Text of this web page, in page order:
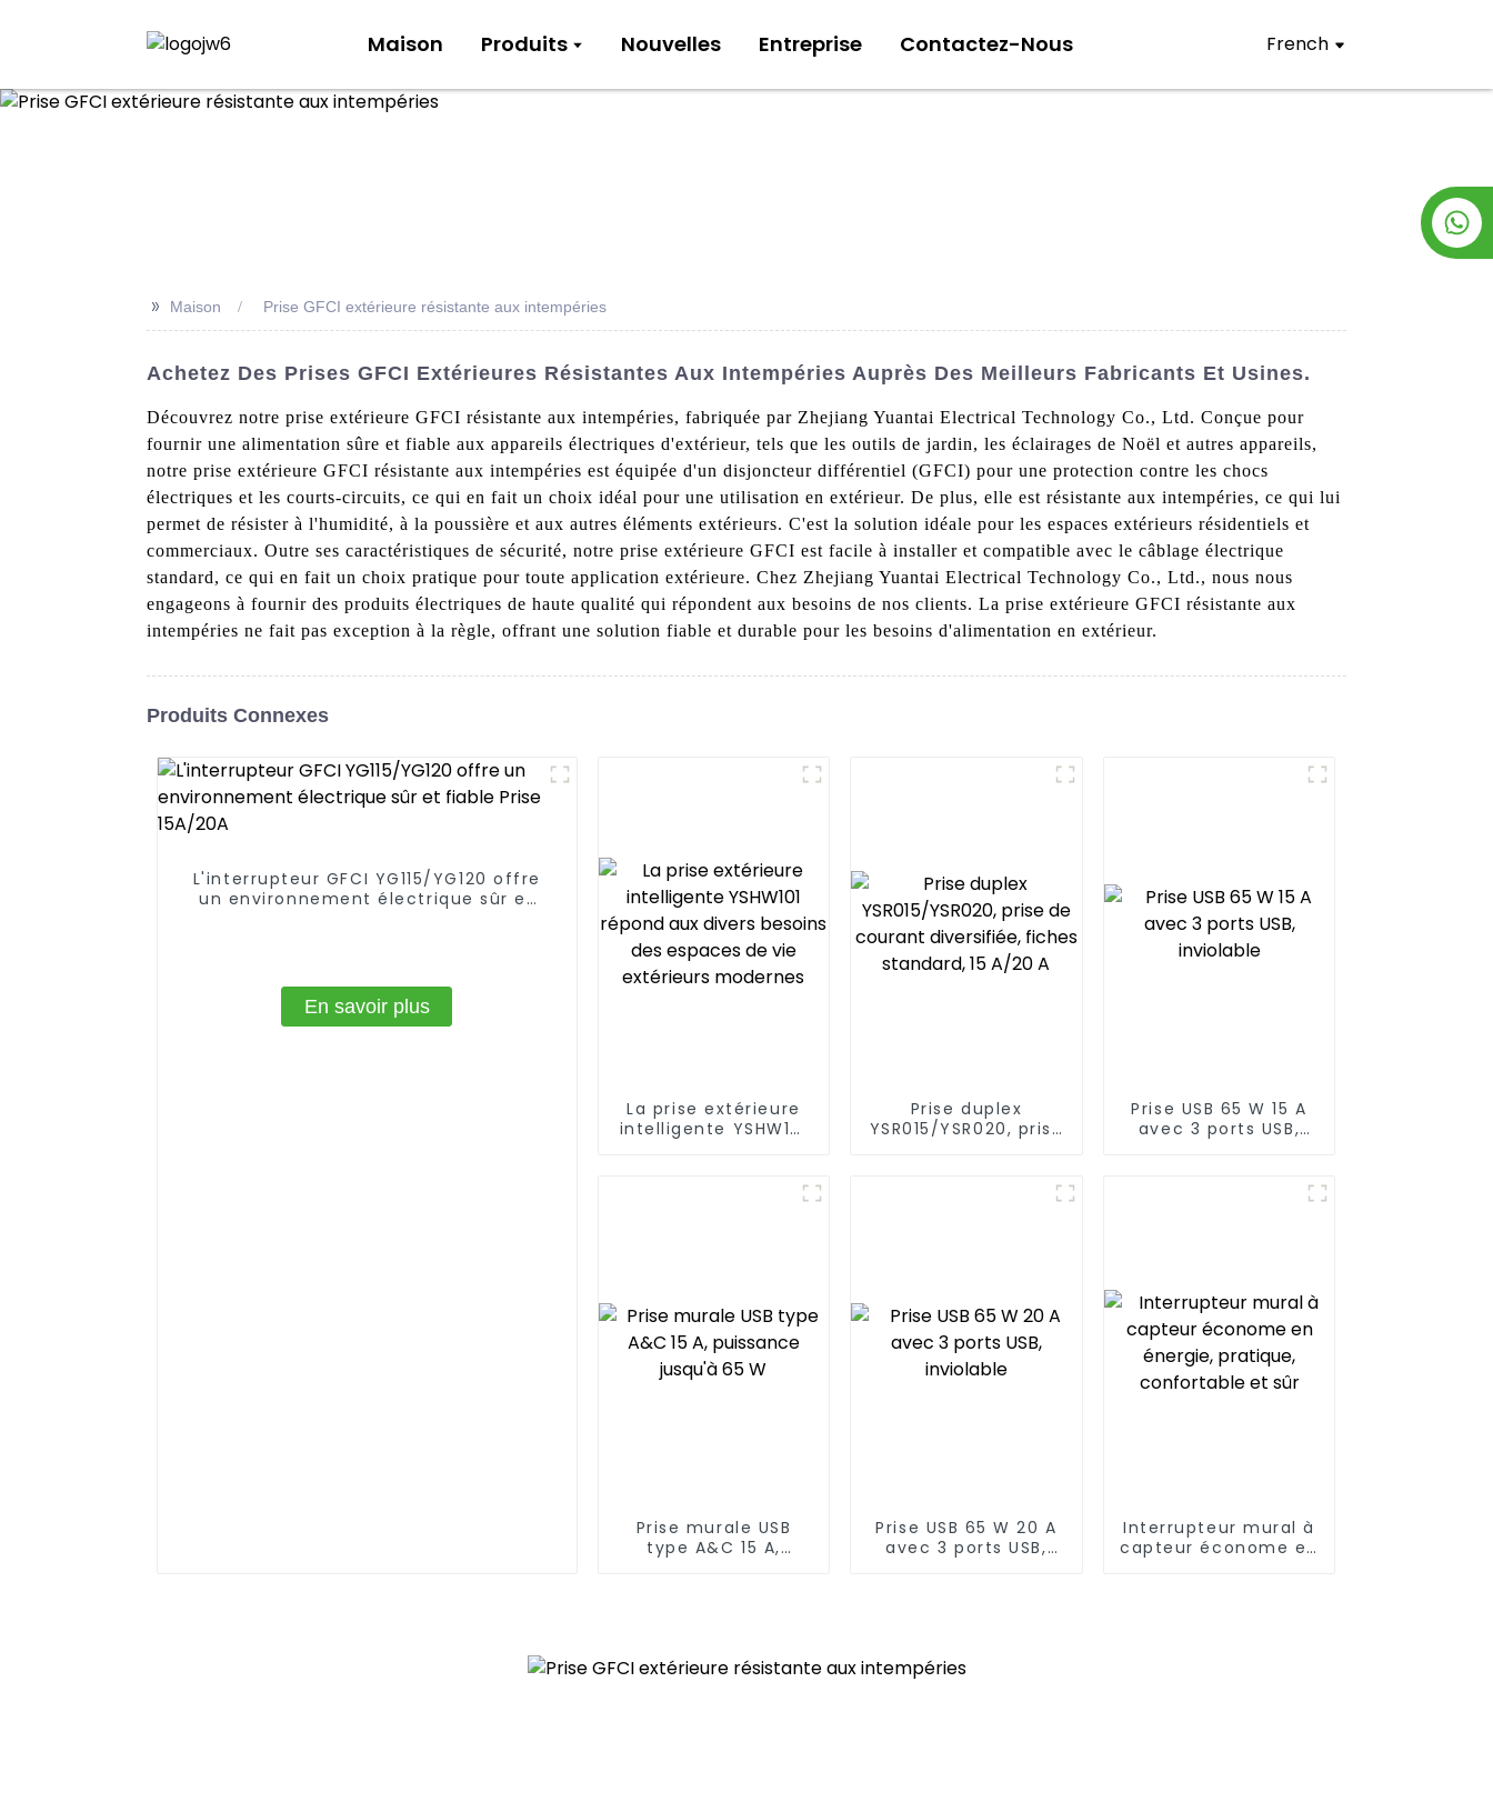
Maison Produits Nouvelles Entreprise Contactez-Nous French
>> Maison Prise GFCI extérieure résistante aux intempéries
Achetez Des Prises GFCI Extérieures Résistantes Aux Intempéries Auprès Des Meilleurs Fabricants Et Usines.
Découvrez notre prise extérieure GFCI résistante aux intempéries, fabriquée par Zhejiang Yuantai Electrical Technology Co., Ltd. Conçue pour
fournir une alimentation sûre et fiable aux appareils électriques d'extérieur, tels que les outils de jardin, les éclairages de Noël et autres appareils,
notre prise extérieure GFCI résistante aux intempéries est équipée d'un disjoncteur différentiel (GFCI) pour une protection contre les chocs
électriques et les courts-circuits, ce qui en fait un choix idéal pour une utilisation en extérieur. De plus, elle est résistante aux intempéries, ce qui lui
permet de résister à l'humidité, à la poussière et aux autres éléments extérieurs. C'est la solution idéale pour les espaces extérieurs résidentiels et
commerciaux. Outre ses caractéristiques de sécurité, notre prise extérieure GFCI est facile à installer et compatible avec le câblage électrique
standard, ce qui en fait un choix pratique pour toute application extérieure. Chez Zhejiang Yuantai Electrical Technology Co., Ltd., nous nous
engageons à fournir des produits électriques de haute qualité qui répondent aux besoins de nos clients. La prise extérieure GFCI résistante aux
intempéries ne fait pas exception à la règle, offrant une solution fiable et durable pour les besoins d'alimentation en extérieur.
Produits Connexes
L'interrupteur GFCI YG115/YG120 offre
un environnement électrique sûr et
En savoir plus
La prise extérieure
intelligente YSHW101
Prise duplex
YSR015/YSR020, prise
Prise USB 65 W 15 A
avec 3 ports USB,
Prise murale USB
type A&C 15 A,
Prise USB 65 W 20 A
avec 3 ports USB,
Interrupteur mural à
capteur économe en